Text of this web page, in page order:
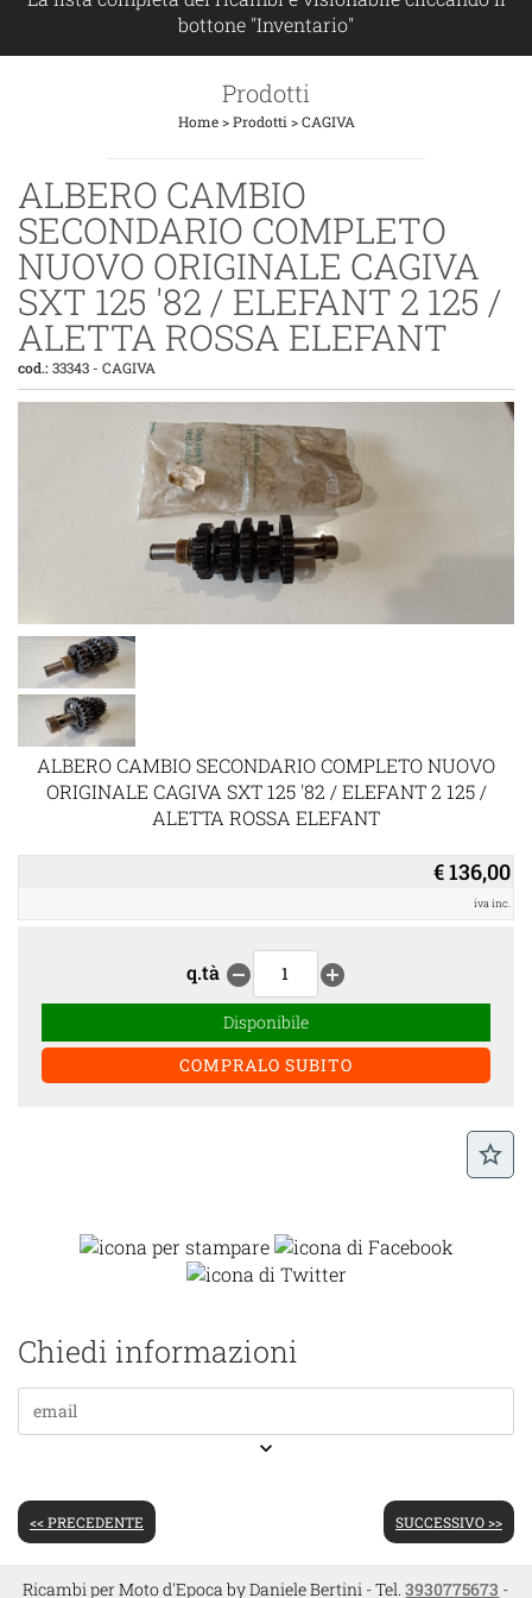
bottone "Inventario"
Prodotti
Home>Prodotti >CAGIVA
ALBERO CAMBIO
SECONDARIO COMPLETO
NUOVO ORIGINALE CAGIVA
SXT 125 '82 / ELEFANT 2 125 /
ALETTA ROSSA ELEFANT
cod.:33343 - CAGIVA
ALBERO CAMBIO SECONDARIO COMPLETO NUOVO
ORIGINALE CAGIVA SXT 125 '82 / ELEFANT 2 125 /
ALETTA ROSSA ELEFANT
€ 136,00
iva inc.
q.tà remove_circle add_circle
Disponibile
star_border
Chiedi informazioni
keyboard_arrow_down
<< PRECEDENTE SUCCESSIVO >>
Ricambi per Moto d'Epoca by Daniele Bertini - Tel.3930775673 -